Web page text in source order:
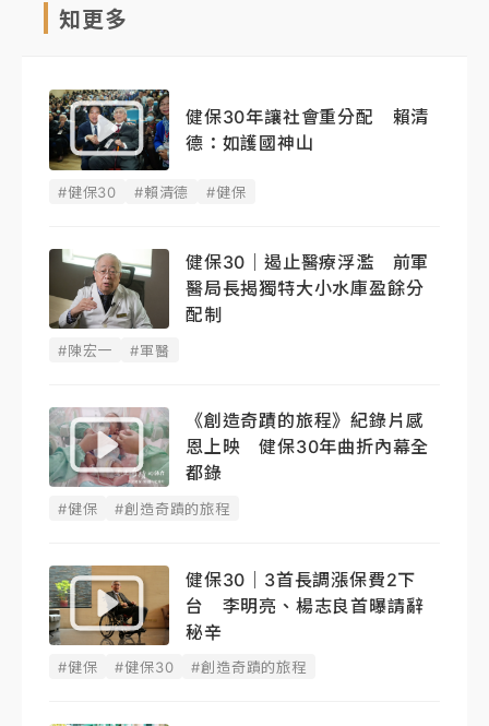
知更多
健保30年讓社會重分配 賴清
德：如護國神山
#健保30 #賴清德 #健保
健保30｜遏止醫療浮濫 前軍
醫局長揭獨特大小水庫盈餘分
配制
#陳宏一 #軍醫
《創造奇蹟的旅程》紀錄片感
恩上映 健保30年曲折內幕全
都錄
#健保 #創造奇蹟的旅程
健保30｜3首長調漲保費2下
台 李明亮、楊志良首曝請辭
秘辛
#健保 #健保30 #創造奇蹟的旅程